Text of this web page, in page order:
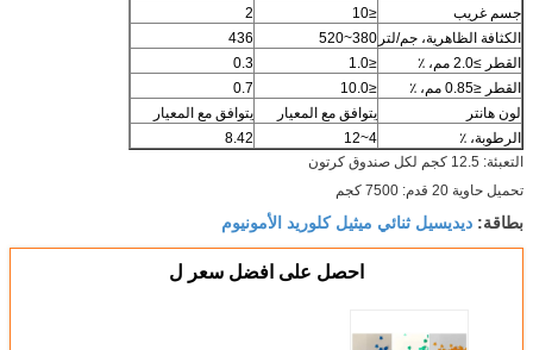
جسم غريب
≤10
2
الكثافة الظاهرية، جم/لتر 380~520
436
القطر ≥2.0 مم، ٪
≤1.0
0.3
القطر ≤0.85 مم، ٪
≤10.0
0.7
لون هانتر
يتوافق مع المعيار
يتوافق مع المعيار
الرطوبة، ٪
4~12
8.42
التعبئة: 12.5 كجم لكل صندوق كرتون
تحميل حاوية 20 قدم: 7500 كجم
بطاقة: ديديسيل ثنائي ميثيل كلوريد الأمونيوم
احصل على افضل سعر ل